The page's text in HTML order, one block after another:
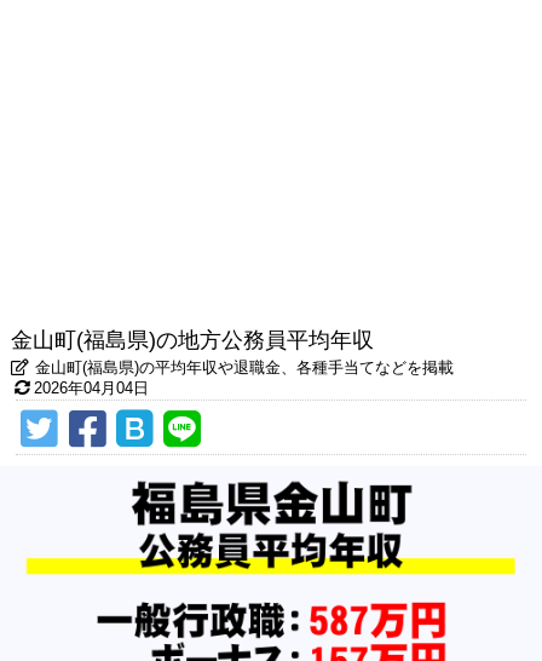
金山町(福島県)の地方公務員平均年収
金山町(福島県)の平均年収や退職金、各種手当てなどを掲載
2026年04月04日